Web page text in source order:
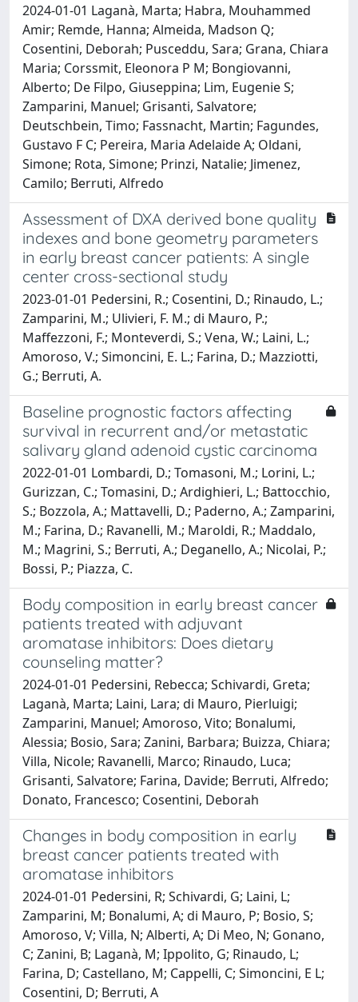
2024-01-01 Laganà, Marta; Habra, Mouhammed
Amir; Remde, Hanna; Almeida, Madson Q;
Cosentini, Deborah; Pusceddu, Sara; Grana, Chiara
Maria; Corssmit, Eleonora P M; Bongiovanni,
Alberto; De Filpo, Giuseppina; Lim, Eugenie S;
Zamparini, Manuel; Grisanti, Salvatore;
Deutschbein, Timo; Fassnacht, Martin; Fagundes,
Gustavo F C; Pereira, Maria Adelaide A; Oldani,
Simone; Rota, Simone; Prinzi, Natalie; Jimenez,
Camilo; Berruti, Alfredo
Assessment of DXA derived bone quality
indexes and bone geometry parameters
in early breast cancer patients: A single
center cross-sectional study
2023-01-01 Pedersini, R.; Cosentini, D.; Rinaudo, L.;
Zamparini, M.; Ulivieri, F. M.; di Mauro, P.;
Maffezzoni, F.; Monteverdi, S.; Vena, W.; Laini, L.;
Amoroso, V.; Simoncini, E. L.; Farina, D.; Mazziotti,
G.; Berruti, A.
Baseline prognostic factors affecting
survival in recurrent and/or metastatic
salivary gland adenoid cystic carcinoma
2022-01-01 Lombardi, D.; Tomasoni, M.; Lorini, L.;
Gurizzan, C.; Tomasini, D.; Ardighieri, L.; Battocchio,
S.; Bozzola, A.; Mattavelli, D.; Paderno, A.; Zamparini,
M.; Farina, D.; Ravanelli, M.; Maroldi, R.; Maddalo,
M.; Magrini, S.; Berruti, A.; Deganello, A.; Nicolai, P.;
Bossi, P.; Piazza, C.
Body composition in early breast cancer
patients treated with adjuvant
aromatase inhibitors: Does dietary
counseling matter?
2024-01-01 Pedersini, Rebecca; Schivardi, Greta;
Laganà, Marta; Laini, Lara; di Mauro, Pierluigi;
Zamparini, Manuel; Amoroso, Vito; Bonalumi,
Alessia; Bosio, Sara; Zanini, Barbara; Buizza, Chiara;
Villa, Nicole; Ravanelli, Marco; Rinaudo, Luca;
Grisanti, Salvatore; Farina, Davide; Berruti, Alfredo;
Donato, Francesco; Cosentini, Deborah
Changes in body composition in early
breast cancer patients treated with
aromatase inhibitors
2024-01-01 Pedersini, R; Schivardi, G; Laini, L;
Zamparini, M; Bonalumi, A; di Mauro, P; Bosio, S;
Amoroso, V; Villa, N; Alberti, A; Di Meo, N; Gonano,
C; Zanini, B; Laganà, M; Ippolito, G; Rinaudo, L;
Farina, D; Castellano, M; Cappelli, C; Simoncini, E L;
Cosentini, D; Berruti, A